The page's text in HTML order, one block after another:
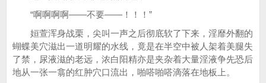
“啊啊啊啊——不要——！！！”
姮萱浑身战栗，尖叫一声之后彻底软了下来，淫靡外翻的
蝴蝶美穴滋出一道明耀的水线，竟是在半空中被人架着美腿失
了禁，尿液滋的老远，浓白阳精亦是夹杂着大量淫液争先恐后
地从一张一翕的红肿穴口流出，啪嗒啪嗒滴落在地板上。